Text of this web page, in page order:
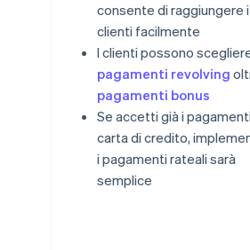
consente di raggiungere i
clienti facilmente
I clienti possono
pagamenti revolving
pagamenti bonus
Se accetti già i
carta di credito,
i pagamenti rateali sarà
semplice